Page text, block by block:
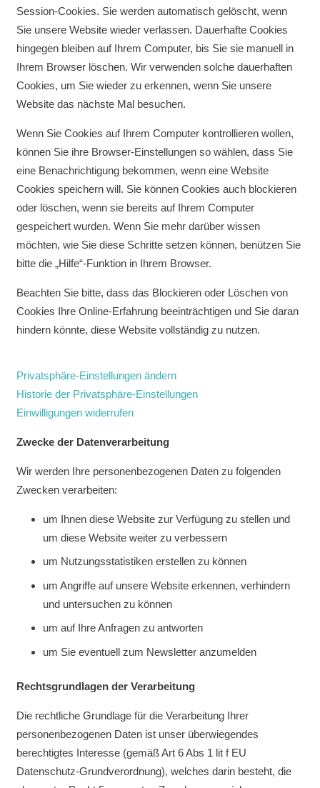
Session-Cookies. Sie werden automatisch gelöscht, wenn
Sie unsere Website wieder verlassen. Dauerhafte Cookies
hingegen bleiben auf Ihrem Computer, bis Sie sie manuell in
Ihrem Browser löschen. Wir verwenden solche dauerhaften
Cookies, um Sie wieder zu erkennen, wenn Sie unsere
Website das nächste Mal besuchen.
Wenn Sie Cookies auf Ihrem Computer kontrollieren wollen,
können Sie ihre Browser-Einstellungen so wählen, dass Sie
eine Benachrichtigung bekommen, wenn eine Website
Cookies speichern will. Sie können Cookies auch blockieren
oder löschen, wenn sie bereits auf Ihrem Computer
gespeichert wurden. Wenn Sie mehr darüber wissen
möchten, wie Sie diese Schritte setzen können, benützen Sie
bitte die „Hilfe“-Funktion in Ihrem Browser.
Beachten Sie bitte, dass das Blockieren oder Löschen von
Cookies Ihre Online-Erfahrung beeinträchtigen und Sie daran
hindern könnte, diese Website vollständig zu nutzen.
Privatsphäre-Einstellungen ändern
Historie der Privatsphäre-Einstellungen
Einwilligungen widerrufen
Zwecke der Datenverarbeitung
Wir werden Ihre personenbezogenen Daten zu folgenden
Zwecken verarbeiten:
um Ihnen diese Website zur Verfügung zu stellen und
um diese Website weiter zu verbessern
um Nutzungsstatistiken erstellen zu können
um Angriffe auf unsere Website erkennen, verhindern
und untersuchen zu können
um auf Ihre Anfragen zu antworten
um Sie eventuell zum Newsletter anzumelden
Rechtsgrundlagen der Verarbeitung
Die rechtliche Grundlage für die Verarbeitung Ihrer
personenbezogenen Daten ist unser überwiegendes
berechtigtes Interesse (gemäß Art 6 Abs 1 lit f EU
Datenschutz-Grundverordnung), welches darin besteht, die